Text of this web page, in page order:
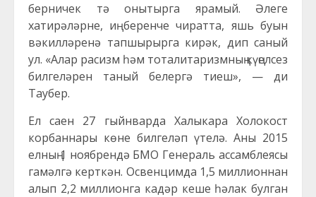
берничек тә онытырга ярамый. Әлеге
хатирәләрне, иң беренче чиратта, яшь буын
вәкилләренә тапшырырга кирәк, дип саный
ул. «Алар расизм һәм тоталитаризмның күңелсез
билгеләрен таный белергә тиеш», — ди
Таубер.
Ел саен 27 гыйнварда Халыкара Холокост
корбаннары көне билгеләп үтелә. Аны 2015
елның 1 ноябрендә БМО Генераль ассамблеясы
гамәлгә керткән. Освенцимда 1,5 миллионнан
алып 2,2 миллионга кадәр кеше һәлак булган